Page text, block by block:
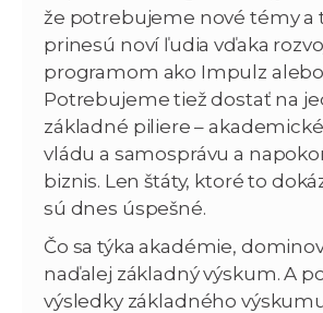
že potrebujeme nové témy a
prinesú noví ľudia vďaka
programom ako Impulz alebo
Potrebujeme tiež dostať na
základné piliere –
vládu a samosprávu a
biznis. Len štáty, ktoré to
sú dnes úspešné.
Čo sa týka akadémie,
naďalej základný výskum. A
výsledky základného